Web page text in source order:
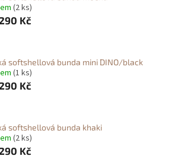
(2 ks)
Kč
softshellová bunda mini DINO/black
(1 ks)
Kč
softshellová bunda khaki
(2 ks)
Kč